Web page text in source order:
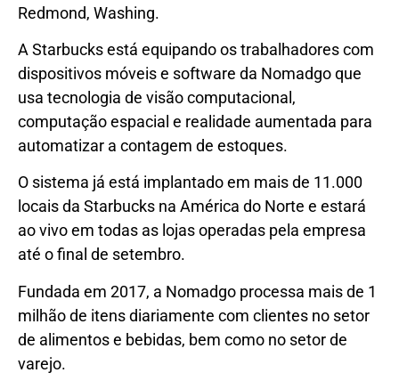
Redmond, Washing.
A Starbucks está equipando os trabalhadores com
dispositivos móveis e software da Nomadgo que
usa tecnologia de visão computacional,
computação espacial e realidade aumentada para
automatizar a contagem de estoques.
O sistema já está implantado em mais de 11.000
locais da Starbucks na América do Norte e estará
ao vivo em todas as lojas operadas pela empresa
até o final de setembro.
Fundada em 2017, a Nomadgo processa mais de 1
milhão de itens diariamente com clientes no setor
de alimentos e bebidas, bem como no setor de
varejo.